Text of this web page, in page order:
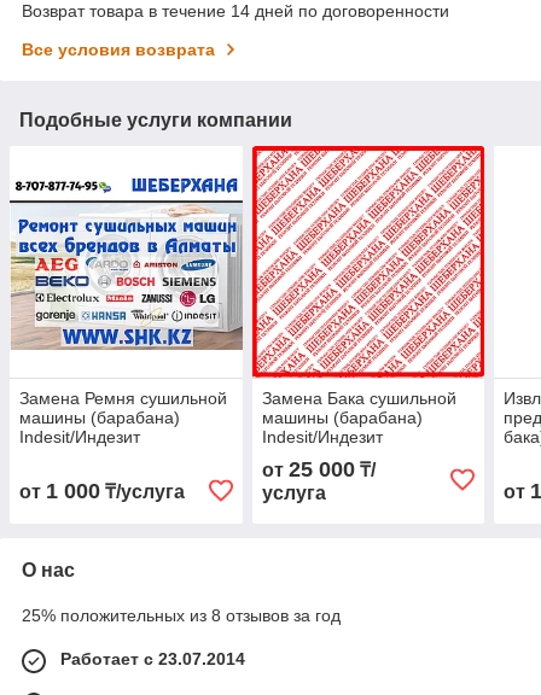
Возврат товара в течение 14 дней по договоренности
Все условия возврата
Подобные услуги компании
Замена Ремня сушильной
машины (барабана)
Indesit/Индезит
от 1 000 ₸/услуга
Замена Бака сушильной
машины (барабана)
Indesit/Индезит
от 25 000₸/
услуга
от
О нас
25% положительных из 8 отзывов за год
Работает с 23.07.2014